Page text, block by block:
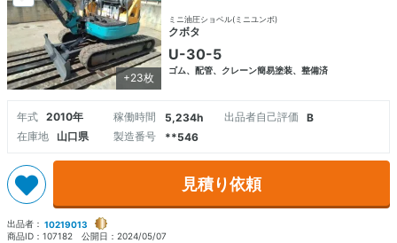
+23枚
ミニ油圧ショベル(ミニユンボ)
クボタ
U-30-5
ゴム、配管、クレーン簡易塗装、整備済
年式 2010年 稼働時間 5,234h 出品者自己評価
B
在庫地
山口県 製造番号 **546
見積り依頼
出品者： 10219013
商品ID： 107182 公開日： 2024/05/07